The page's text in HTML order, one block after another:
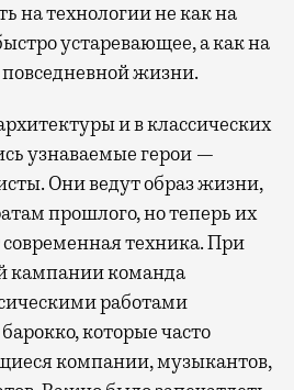
на технологии не как на
устаревающее, а как на
жизни.
и в классических
узнаваемые герои —
Они ведут образ жизни,
прошлого, но теперь их
техника. При
кампании команда
работами
которые часто
компании, музыкантов,